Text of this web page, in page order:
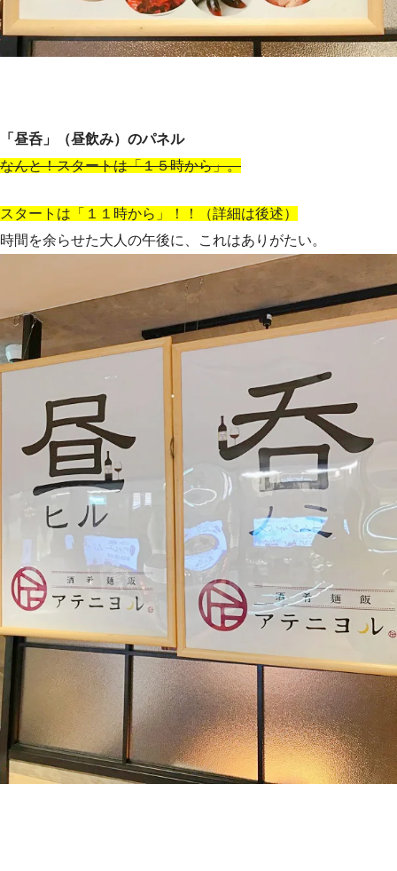
「昼呑」（昼飲み）のパネル
なんと！スタートは「１５時から」。
スタートは「１１時から」！！（詳細は後述）
時間を余らせた大人の午後に、これはありがたい。